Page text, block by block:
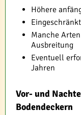
Höhere
Manche
Ausbreitung
Eventuell
Jahren
Vor- und
Bodendeckern